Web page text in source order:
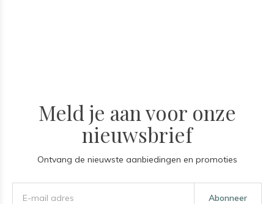
Meld je aan voor onze
nieuwsbrief
Ontvang de nieuwste aanbiedingen en promoties
Abonneer